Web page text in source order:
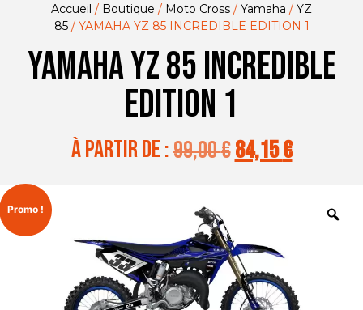
Accueil / Boutique / Moto Cross / Yamaha / YZ
85/ YAMAHA YZ 85 INCREDIBLE EDITION 1
YAMAHA YZ 85 INCREDIBLE
EDITION 1
à partir de :99,00€84,15€
Promo !